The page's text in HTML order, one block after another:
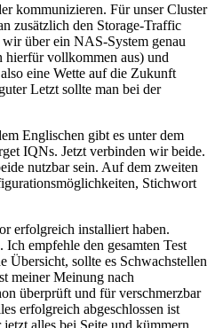
kommunizieren. Für unser Cluster
zusätzlich den Storage-Traffic
über ein NAS-System genau
hierfür vollkommen aus) und
eine Wette auf die Zukunft
Letzt sollte man bei der
Englischen gibt es unter dem
IQNs. Jetzt verbinden wir beide.
nutzbar sein. Auf dem zweiten
Stichwort
erfolgreich installiert haben.
empfehle den gesamten Test
sollte es Schwachstellen
meiner Meinung nach
überprüft und für verschmerzbar
erfolgreich abgeschlossen ist
alles bei Seite und kümmern